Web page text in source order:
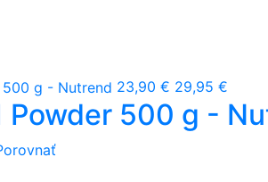
23,90 € 29,95 €
Powder 500 g -